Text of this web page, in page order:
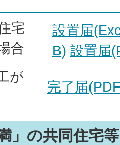
宅
合
設置届
B) 設置届
が
完了届
」の共同住宅